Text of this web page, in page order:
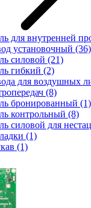
для внутренней
установочный (36)
силовой (21)
гибкий (2)
для воздушных
(8)
бронированный (1)
контрольный (8)
силовой для
(1)
(1)